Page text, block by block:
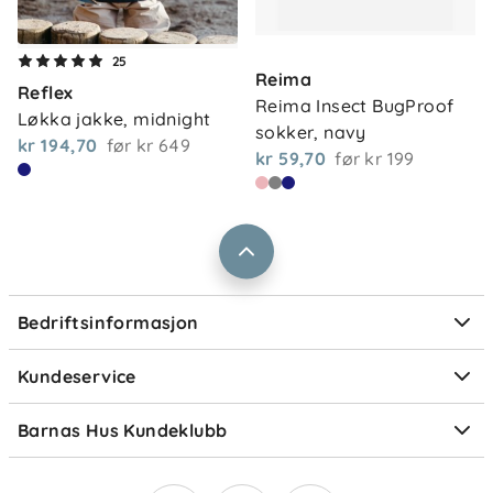
Maskinvask etter vaskeanvisning på plagget.
Effekten mot insekter holder seg gjennom mange
vask. Unngå skyllemiddel for å bevare materialets
egenskaper.
25
Reflex
Løkka jakke, midnight
kr 194,70 før kr 649
Reima
Reima Insect BugProof
sokker, navy
kr 59,70 før kr 199
Bedriftsinformasjon
Om oss
Våre butikker
Vårt samfunnsansvar
Størrelsesguider
Kundeservice
Kontakt oss
Frakt og levering
Retur og reklamasjon
Ofte stilte spørsmål
Om Klarna
Barnas Hus Kundeklubb
Medlemsvilkår